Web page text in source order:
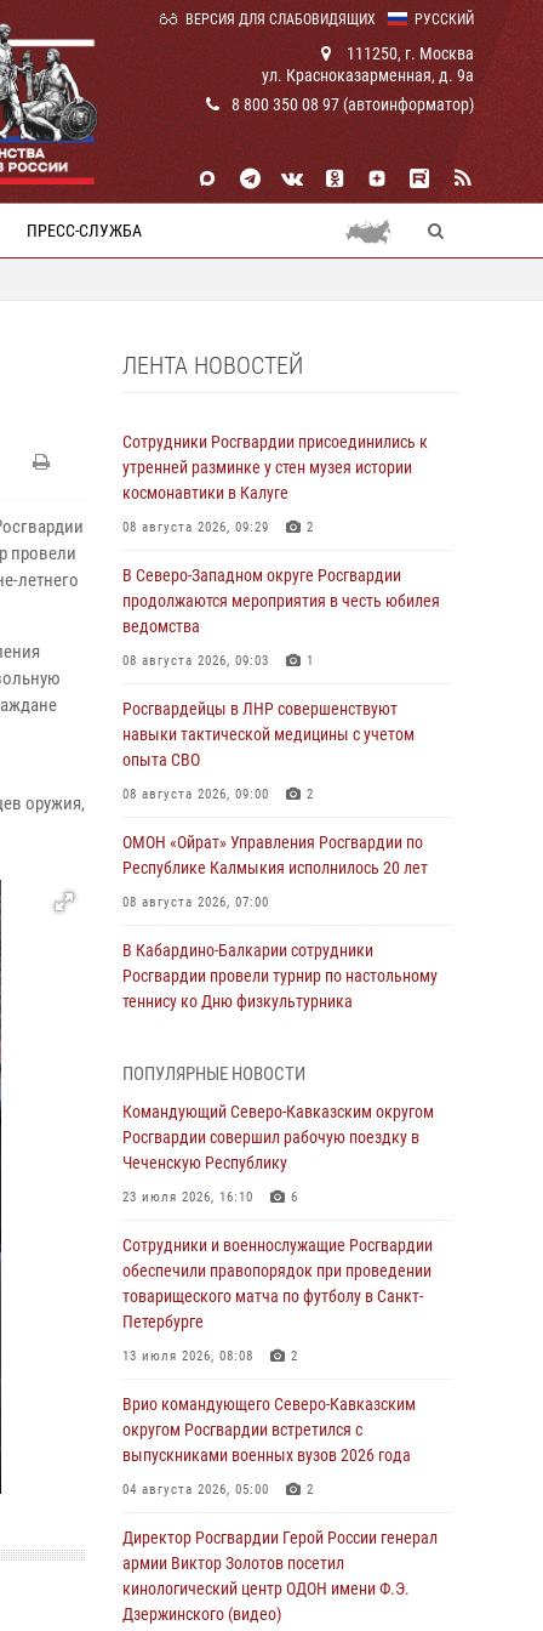
РУССКИЙ
ВЕРСИЯ ДЛЯ СЛАБОВИДЯЩИХ
111250, г. Москва
ул. Красноказарменная, д. 9а
8 800 350 08 97 (автоинформатор)
ПРЕСС-СЛУЖБА
провели
летнего
оружия,
ЛЕНТА НОВОСТЕЙ
Сотрудники Росгвардии присоединились к
утренней разминке у стен музея истории
космонавтики в Калуге
08 августа 2026, 09:29 2
В Северо-Западном округе Росгвардии
продолжаются мероприятия в честь юбилея
ведомства
08 августа 2026, 09:03 1
Росгвардейцы в ЛНР совершенствуют
навыки тактической медицины с учетом
опыта СВО
08 августа 2026, 09:00 2
ОМОН «Ойрат» Управления Росгвардии по
Республике Калмыкия исполнилось 20 лет
08 августа 2026, 07:00
В Кабардино-Балкарии сотрудники
Росгвардии провели турнир по настольному
теннису ко Дню физкультурника
Военнослужащие Софринской бригады
Росгвардии встретились с участником
патриотического проекта «Дорогой
Ломоносова — дорогой к Победе в СВО»
Росгвардейцы обеспечили безопасность
«Поезда Победы» в Кузбассе
08 августа 2026, 07:00
медикам и девушке с ограниченными
возможностями здоровья (видео)
08 августа 2026, 06:32 1
память товарища на тактическом турнире
(видео)
08 августа 2026, 06:15 9 1
ПОПУЛЯРНЫЕ НОВОСТИ
Командующий Северо-Кавказским округом
Росгвардии совершил рабочую поездку в
Чеченскую Республику
23 июля 2026, 16:10 6
Сотрудники и военнослужащие Росгвардии
обеспечили правопорядок при проведении
товарищеского матча по футболу в Санкт-
Петербурге
13 июля 2026, 08:08 2
Врио командующего Северо-Кавказским
округом Росгвардии встретился с
выпускниками военных вузов 2026 года
04 августа 2026, 05:00 2
Директор Росгвардии Герой России генерал
армии Виктор Золотов посетил
кинологический центр ОДОН имени Ф.Э.
Дзержинского (видео)